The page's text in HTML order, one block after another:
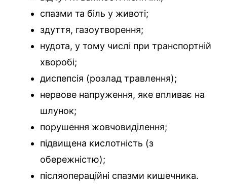
спазми та біль у животі;
здуття, газоутворення;
нудота, у тому числі при транспортній
хворобі;
диспепсія (розлад травлення);
нервове напруження, яке впливає на
шлунок;
порушення жовчовиділення;
підвищена кислотність (з
обережністю);
післяопераційні спазми кишечника.